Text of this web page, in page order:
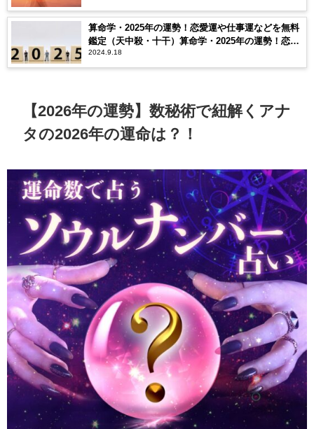
算命学・2025年の運勢！恋愛運や仕事運などを無料
鑑定（天中殺・十干）算命学・2025年の運勢！恋愛
運や仕事運などを無料鑑定（天中殺・十干）
2024.9.18
【2026年の運勢】数秘術で紐解くアナ
タの2026年の運命は？！